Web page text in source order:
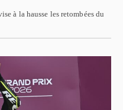
à la hausse les retombées du